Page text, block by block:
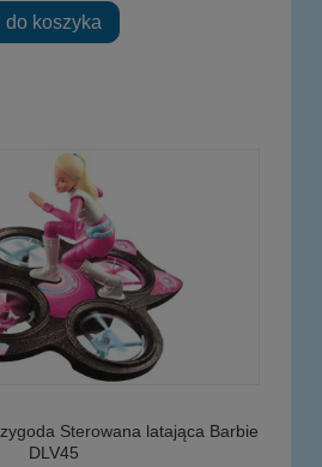
do koszyka
Sterowana latająca Barbie
DLV45